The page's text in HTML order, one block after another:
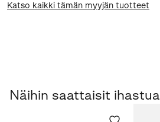
Katso kaikki tämän myyjän tuotteet
Näihin saattaisit ihastua